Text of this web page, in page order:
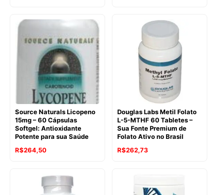
Source Naturals Licopeno
15mg – 60 Cápsulas
Softgel: Antioxidante
Potente para sua Saúde
O
R$264,50O
atual
é:
Douglas Labs Metil Folato
L-5-MTHF 60 Tabletes –
Sua Fonte Premium de
Folato Ativo no Brasil
R$262,73